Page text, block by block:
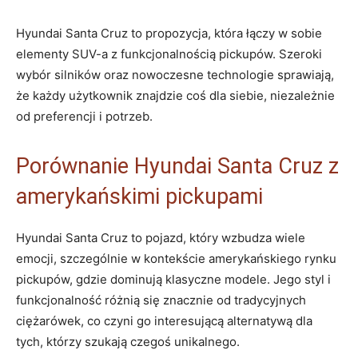
Hyundai Santa‌ Cruz to propozycja, która łączy ⁣w sobie⁢
elementy SUV-a z funkcjonalnością‍ pickupów. Szeroki
wybór silników oraz nowoczesne technologie sprawiają,
że każdy użytkownik znajdzie coś dla​ siebie,⁢ niezależnie
od preferencji i potrzeb.
Porównanie​ Hyundai Santa Cruz z
amerykańskimi pickupami
Hyundai Santa Cruz to pojazd, ‍który wzbudza ‌wiele
emocji, szczególnie w kontekście amerykańskiego rynku
⁢pickupów,⁢ gdzie dominują klasyczne modele. Jego styl i
funkcjonalność różnią‌ się znacznie od tradycyjnych
ciężarówek, co czyni go⁤ interesującą alternatywą dla
tych, którzy szukają czegoś unikalnego.